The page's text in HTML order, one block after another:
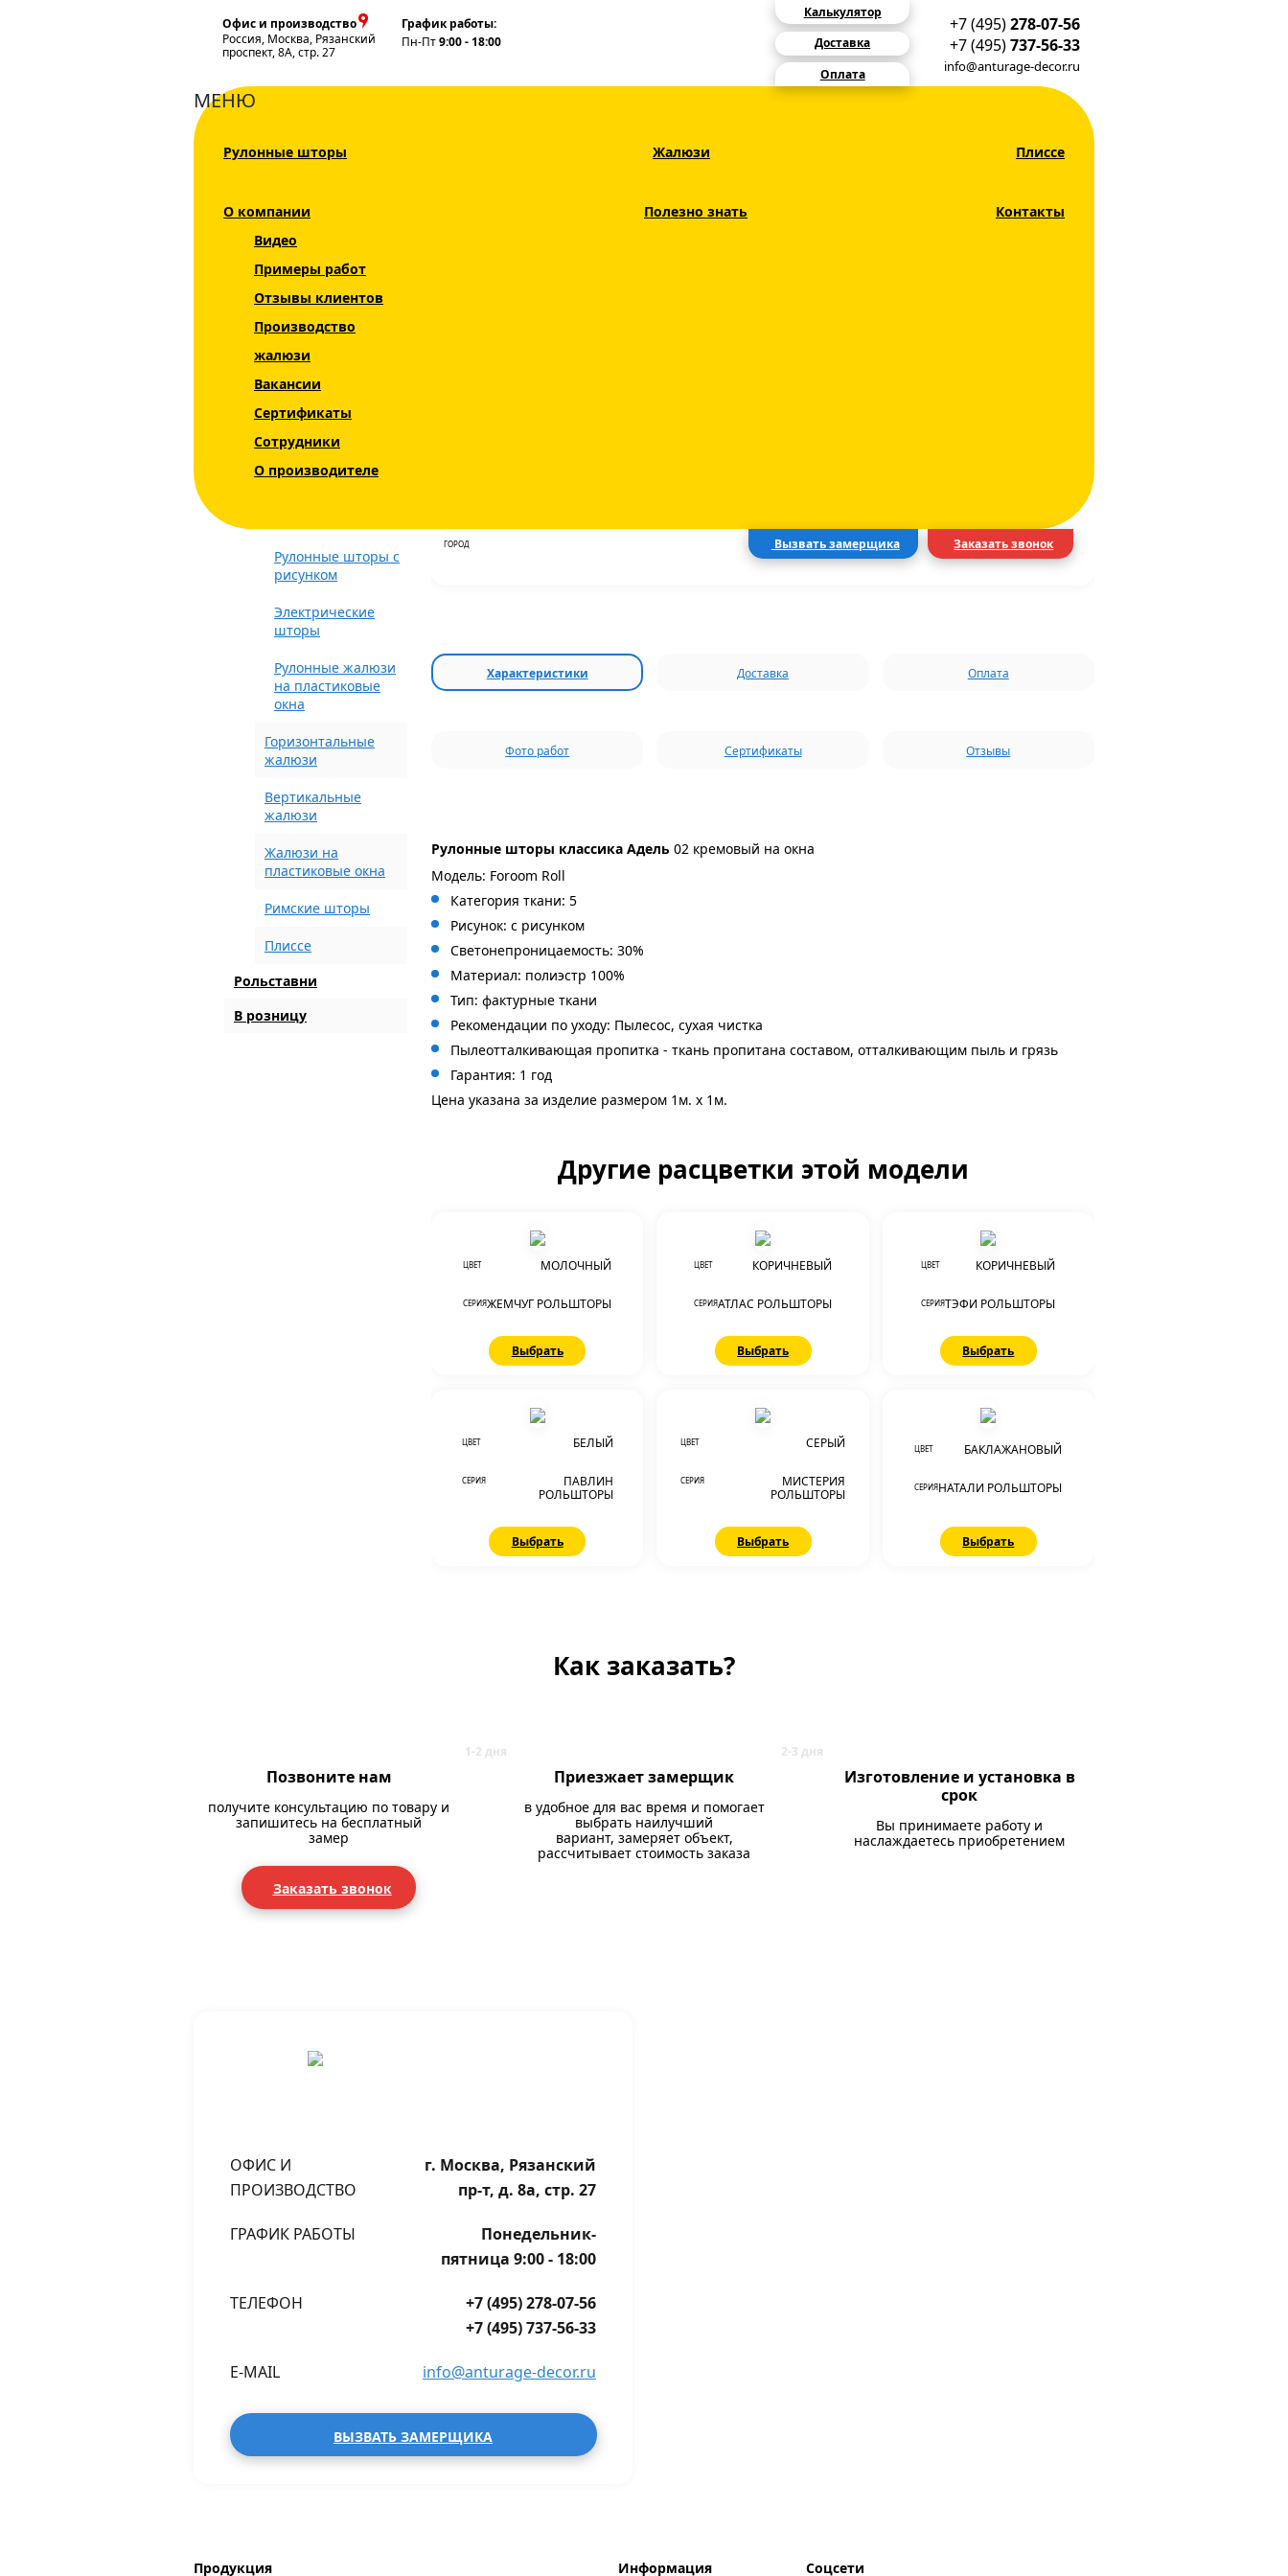
Офис и производство
Россия, Москва, Рязанский
проспект, 8А, стр. 27
График работы:
Пн-Пт9:00 - 18:00
Калькулятор
Доставка
Оплата
+7 (495)278-07-56
+7 (495)737-56-33
info@anturage-decor.ru
МЕНЮ
Рулонные шторы Жалюзи Плиссе
О компании
Видео
Примеры работ
Отзывы клиентов
Производство
жалюзи
Вакансии
Сертификаты
Сотрудники
О производителе
Полезно знать Контакты
Вызвать замерщика Заказать звонок
Главная Жалюзи Рулонные шторы Рулонные шторы классика Адель 02 кремовый
Рулонные шторы
Рольшторы
SLIM
День Ночь DUO
Уни - Uni 2 INTEGRA
BOX+
Рулонные шторы с
рисунком
Электрические
шторы
Рулонные жалюзи
на пластиковые
окна
Горизонтальные
жалюзи
Вертикальные
жалюзи
Жалюзи на
пластиковые окна
Римские шторы
Плиссе
Рольставни
В розницу
Рулонные шторы классика Адель
ГОРОД Москва
Характеристики Доставка Оплата
Фото работ Сертификаты Отзывы
Рулонные шторы классика Адель 02 кремовый на окна
Модель: Foroom Roll
Категория ткани: 5
Рисунок: с рисунком
Светонепроницаемость: 30%
Материал: полиэстр 100%
Тип: фактурные ткани
Рекомендации по уходу: Пылесос, сухая чистка
Пылеотталкивающая пропитка - ткань пропитана составом, отталкивающим пыль и грязь
Гарантия: 1 год
Цена указана за изделие размером 1м. x 1м.
Другие расцветки этой модели
ЦВЕТ МОЛОЧНЫЙ
СЕРИЯЖЕМЧУГ РОЛЬШТОРЫ
Выбрать
ЦВЕТ КОРИЧНЕВЫЙ
СЕРИЯАТЛАС РОЛЬШТОРЫ
Выбрать
ЦВЕТ КОРИЧНЕВЫЙ
СЕРИЯТЭФИ РОЛЬШТОРЫ
Выбрать
ЦВЕТ БЕЛЫЙ
СЕРИЯ
ПАВЛИН
РОЛЬШТОРЫ
Выбрать
ЦВЕТ СЕРЫЙ
СЕРИЯ
МИСТЕРИЯ
РОЛЬШТОРЫ
Выбрать
ЦВЕТ БАКЛАЖАНОВЫЙ
СЕРИЯНАТАЛИ РОЛЬШТОРЫ
Выбрать
Как заказать?
Позвоните нам
получите консультацию по товару и
запишитесь на бесплатный
замер
Заказать звонок
Приезжает замерщик
в удобное для вас время и помогает
выбрать наилучший
вариант, замеряет объект,
рассчитывает стоимость заказа
Изготовление и установка в
срок
Вы принимаете работу и
наслаждаетесь приобретением
ОФИС И
ПРОИЗВОДСТВО
г. Москва, Рязанский
пр-т, д. 8а, стр. 27
ГРАФИК РАБОТЫ
Понедельник-
пятница 9:00 - 18:00
ТЕЛЕФОН
+7 (495) 278-07-56
+7 (495) 737-56-33
E-MAIL info@anturage-decor.ru
ВЫЗВАТЬ ЗАМЕРЩИКА
Продукция Информация Соцсети